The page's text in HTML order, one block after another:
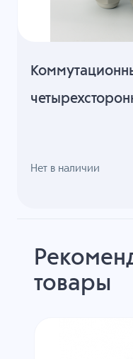
Нет в наличии
товары